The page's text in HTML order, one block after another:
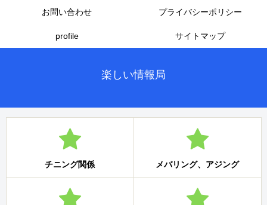
楽しい情報局
お問い合わせ プライバシーポリシー
profile サイトマップ
チニング関係 メバリング、アジング